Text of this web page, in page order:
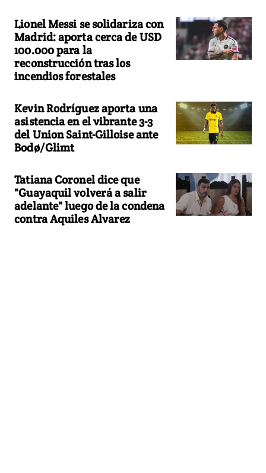
Lionel Messi se solidariza con
Madrid: aporta cerca de USD
100.000 para la
reconstrucción tras los
incendios forestales
Kevin Rodríguez aporta una
asistencia en el vibrante 3-3
del Union Saint-Gilloise ante
Bodø/Glimt
Tatiana Coronel dice que
"Guayaquil volverá a salir
adelante" luego de la condena
contra Aquiles Alvarez